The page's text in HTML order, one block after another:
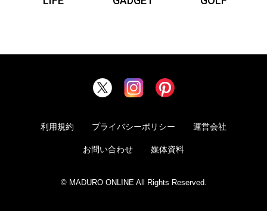
利用規約 プライバシーポリシー 運営会社
お問い合わせ 媒体資料
© MADURO ONLINE All Rights Reserved.